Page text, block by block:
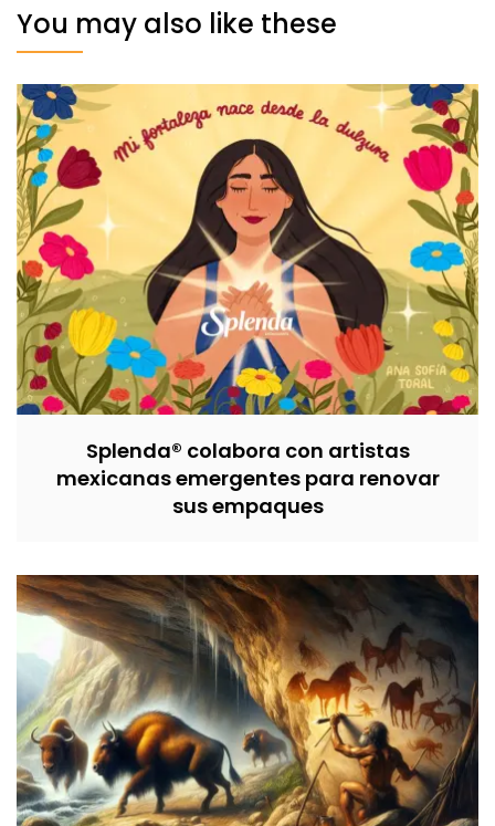
You may also like these
Splenda® colabora con artistas
mexicanas emergentes para renovar
sus empaques